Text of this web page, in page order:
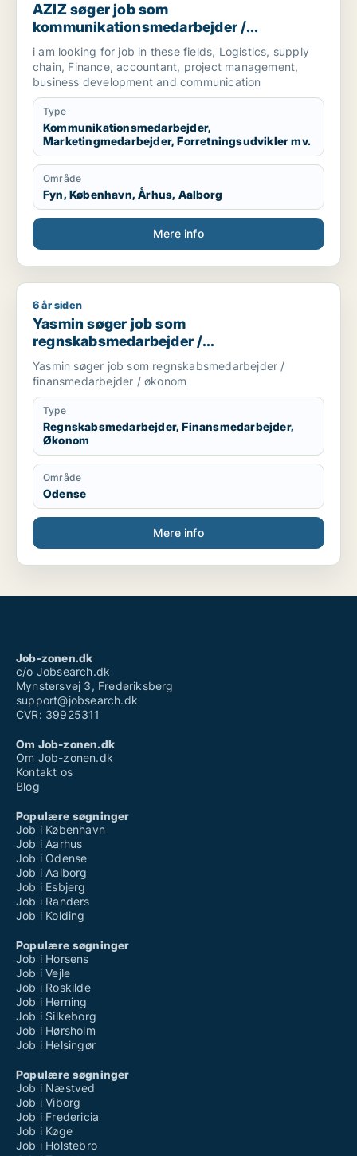
AZIZ søger job som
kommunikationsmedarbejder /
marketingmedarbejder /
forretningsudvikler /
regnskabsmedarbejder / revisor
i am looking for job in these fields, Logistics, supply
chain, Finance, accountant, project management,
business development and communication
Type
Kommunikationsmedarbejder,
Marketingmedarbejder, Forretningsudvikler mv.
Område
Fyn, København, Århus, Aalborg
Mere info
Yasmin søger job som regnskabsmedarbejder /
6 år siden
Yasmin søger job som
regnskabsmedarbejder /
finansmedarbejder / økonom
Yasmin søger job som regnskabsmedarbejder /
finansmedarbejder / økonom
Type
Regnskabsmedarbejder, Finansmedarbejder,
Økonom
Område
Odense
Mere info
Job-zonen.dk
c/o Jobsearch.dk
Mynstersvej 3, Frederiksberg
support@jobsearch.dk
CVR: 39925311
Om Job-zonen.dk
Om Job-zonen.dk
Kontakt os
Blog
Populære søgninger
Job i København
Job i Aarhus
Job i Odense
Job i Aalborg
Job i Esbjerg
Job i Randers
Job i Kolding
Populære søgninger
Job i Horsens
Job i Vejle
Job i Roskilde
Job i Herning
Job i Silkeborg
Job i Hørsholm
Job i Helsingør
Populære søgninger
Job i Næstved
Job i Viborg
Job i Fredericia
Job i Køge
Job i Holstebro